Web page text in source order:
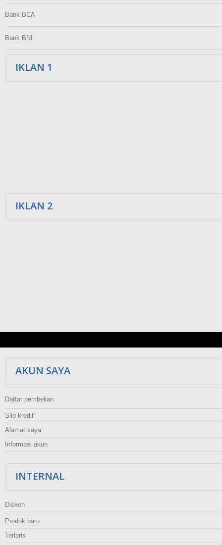
Bank BCA
Bank BNI
IKLAN 1
IKLAN 2
AKUN SAYA
Daftar pembelian
Slip kredit
Alamat saya
Informasi akun
INTERNAL
Diskon
Produk baru
Terlaris